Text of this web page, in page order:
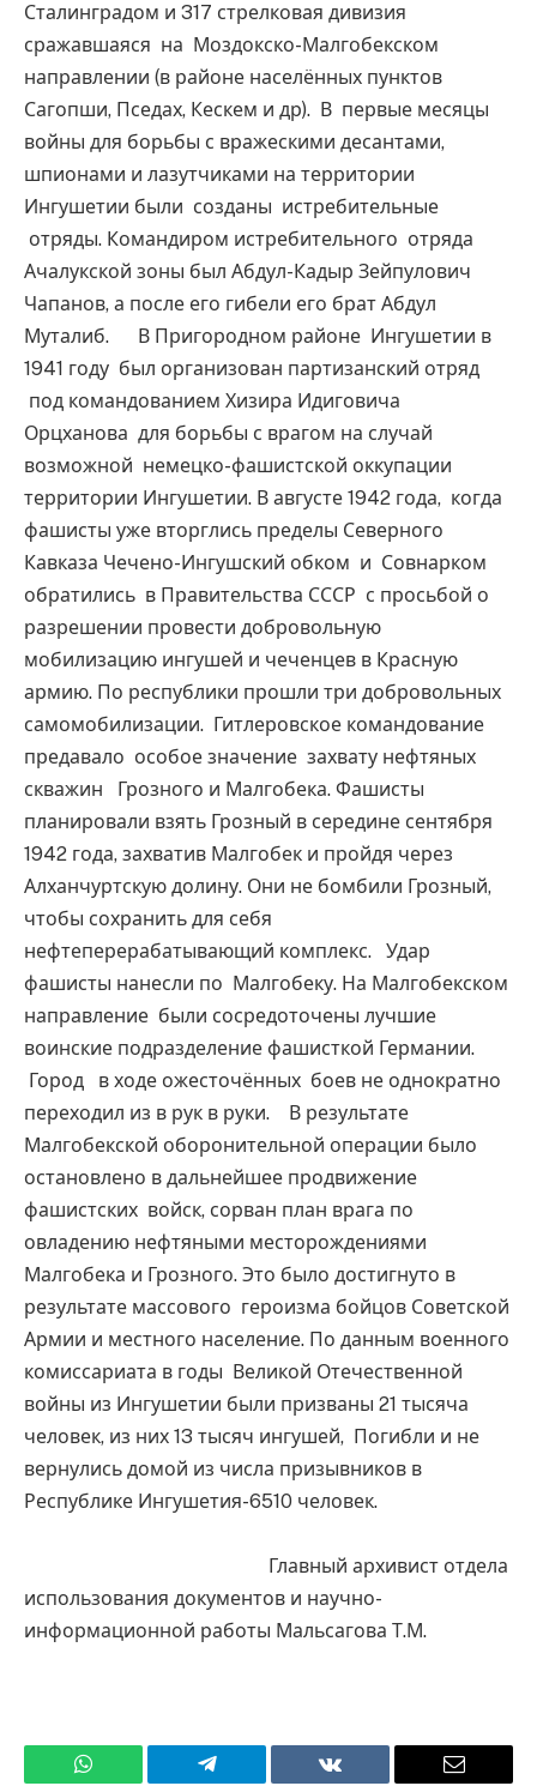
Сталинградом и 317 стрелковая дивизия
сражавшаяся на Моздокско-Малгобекском
направлении (в районе населённых пунктов
Сагопши, Пседах, Кескем и др). В первые месяцы
войны для борьбы с вражескими десантами,
шпионами и лазутчиками на территории
Ингушетии были созданы истребительные
отряды. Командиром истребительного отряда
Ачалукской зоны был Абдул-Кадыр Зейпулович
Чапанов, а после его гибели его брат Абдул
Муталиб. В Пригородном районе Ингушетии в
1941 году был организован партизанский отряд
под командованием Хизира Идиговича
Орцханова для борьбы с врагом на случай
возможной немецко-фашистской оккупации
территории Ингушетии. В августе 1942 года, когда
фашисты уже вторглись пределы Северного
Кавказа Чечено-Ингушский обком и Совнарком
обратились в Правительства СССР с просьбой о
разрешении провести добровольную
мобилизацию ингушей и чеченцев в Красную
армию. По республики прошли три добровольных
самомобилизации. Гитлеровское командование
предавало особое значение захвату нефтяных
скважин Грозного и Малгобека. Фашисты
планировали взять Грозный в середине сентября
1942 года, захватив Малгобек и пройдя через
Алханчуртскую долину. Они не бомбили Грозный,
чтобы сохранить для себя
нефтеперерабатывающий комплекс. Удар
фашисты нанесли по Малгобеку. На Малгобекском
направление были сосредоточены лучшие
воинские подразделение фашисткой Германии.
Город в ходе ожесточённых боев не однократно
переходил из в рук в руки. В результате
Малгобекской оборонительной операции было
остановлено в дальнейшее продвижение
фашистских войск, сорван план врага по
овладению нефтяными месторождениями
Малгобека и Грозного. Это было достигнуто в
результате массового героизма бойцов Советской
Армии и местного население. По данным военного
комиссариата в годы Великой Отечественной
войны из Ингушетии были призваны 21 тысяча
человек, из них 13 тысяч ингушей, Погибли и не
вернулись домой из числа призывников в
Республике Ингушетия-6510 человек.
Главный архивист отдела
использования документов и научно-
информационной работы Мальсагова Т.М.